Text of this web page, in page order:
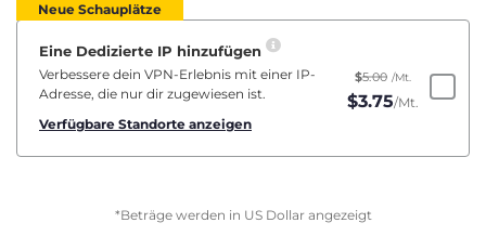
Neue Schauplätze
Eine Dedizierte IP hinzufügen
Verbessere dein VPN-Erlebnis mit einer IP-
Adresse, die nur dir zugewiesen ist.
Verfügbare Standorte anzeigen
$5.00 /Mt.
$3.75/Mt.
*Beträge werden in US Dollar angezeigt